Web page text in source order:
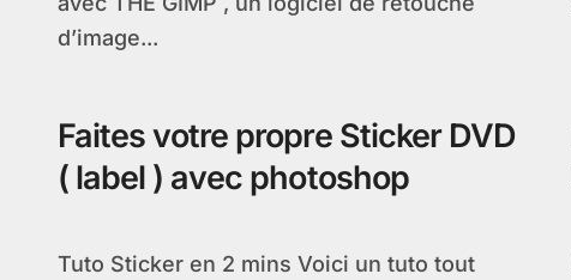
d’image...
Faites votre propre Sticker DVD
( label ) avec photoshop
Tuto Sticker en 2 mins Voici un tuto tout